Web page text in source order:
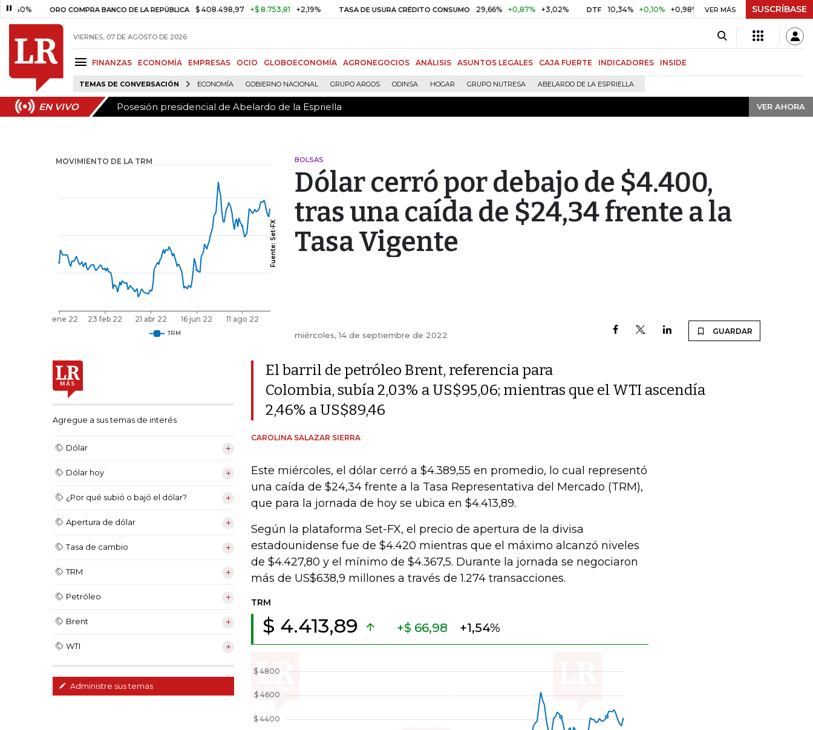
ORO COMPRA BANCO DE LA REPÚBLICA $ 408.498,97 +$ 8.753,81 +2,19% TASA DE USURA CRÉDITO CONSUMO 29,66% +0,87% +3,02% DTF 10,34% +0,10% +0,98% UVR $ 416,91 +$ 0,05 +0,01%
VER MÁS SUSCRÍBASE
VIERNES, 07 DE AGOSTO DE 2026
FINANZAS ECONOMÍA EMPRESAS OCIO GLOBOECONOMÍA AGRONEGOCIOS ANÁLISIS ASUNTOS LEGALES CAJA FUERTE INDICADORES INSIDE
TEMAS DE CONVERSACIÓN ECONOMÍA GOBIERNO NACIONAL GRUPO ARGOS ODINSA HOGAR GRUPO NUTRESA ABELARDO DE LA ESPRIELLA
EN VIVO Posesión presidencial de Abelardo de la Espriella VER AHORA
EN VIVO Posesión presidencial de Abelardo de la Espriella VER AHORA
BOLSAS
Dólar cerró por debajo de $4.400,
tras una caída de $24,34 frente a la
Tasa Vigente
miércoles, 14 de septiembre de 2022 GUARDAR
Agregue a sus temas de interés
Dólar
Dólar hoy
¿Por qué subió o bajó el dólar?
Apertura de dólar
Tasa de cambio
TRM
Petróleo
Brent
WTI
Administre sus temas
El barril de petróleo Brent, referencia para
Colombia, subía 2,03% a US$95,06; mientras que el WTI ascendía
2,46% a US$89,46
CAROLINA SALAZAR SIERRA
Este miércoles, el dólar cerró a $4.389,55 en promedio, lo cual representó
una caída de $24,34 frente a la Tasa Representativa del Mercado (TRM),
que para la jornada de hoy se ubica en $4.413,89.
Según la plataforma Set-FX, el precio de apertura de la divisa
estadounidense fue de $4.420 mientras que el máximo alcanzó niveles
de $4.427,80 y el mínimo de $4.367,5. Durante la jornada se negociaron
más de US$638,9 millones a través de 1.274 transacciones.